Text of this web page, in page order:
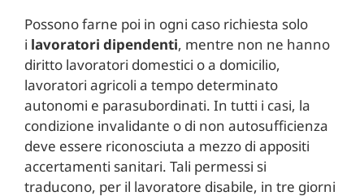
Possono farne poi in ogni caso richiesta solo
i lavoratori dipendenti, mentre non ne hanno
diritto lavoratori domestici o a domicilio,
lavoratori agricoli a tempo determinato
autonomi e parasubordinati. In tutti i casi, la
condizione invalidante o di non autosufficienza
deve essere riconosciuta a mezzo di appositi
accertamenti sanitari. Tali permessi si
traducono, per il lavoratore disabile, in tre giorni